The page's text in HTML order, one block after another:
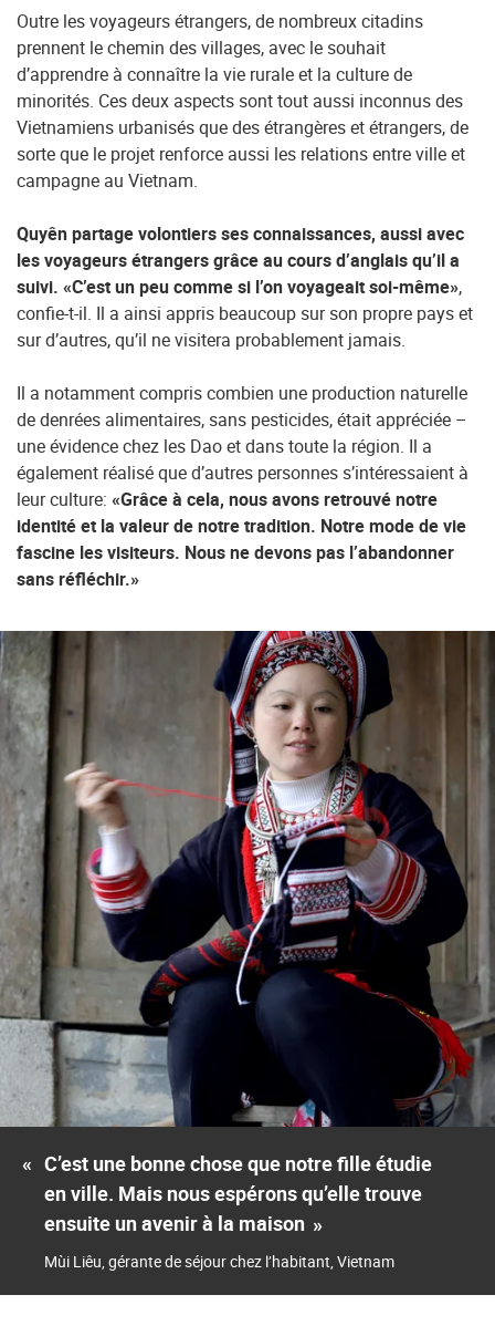
Outre les voyageurs étrangers, de nombreux citadins
prennent le chemin des villages, avec le souhait
d’apprendre à connaître la vie rurale et la culture de
minorités. Ces deux aspects sont tout aussi inconnus des
Vietnamiens urbanisés que des étrangères et étrangers, de
sorte que le projet renforce aussi les relations entre ville et
campagne au Vietnam.
Quyên partage volontiers ses connaissances, aussi avec
les voyageurs étrangers grâce au cours d’anglais qu’il a
suivi. «C’est un peu comme si l’on voyageait soi-même»,
confie-t-il. Il a ainsi appris beaucoup sur son propre pays et
sur d’autres, qu’il ne visitera probablement jamais.
Il a notamment compris combien une production naturelle
de denrées alimentaires, sans pesticides, était appréciée –
une évidence chez les Dao et dans toute la région. Il a
également réalisé que d’autres personnes s’intéressaient à
leur culture: «Grâce à cela, nous avons retrouvé notre
identité et la valeur de notre tradition. Notre mode de vie
fascine les visiteurs. Nous ne devons pas l’abandonner
sans réfléchir.»
« C’est une bonne chose que notre fille étudie
en ville. Mais nous espérons qu’elle trouve
ensuite un avenir à la maison »
Mùi Liêu, gérante de séjour chez l’habitant, Vietnam